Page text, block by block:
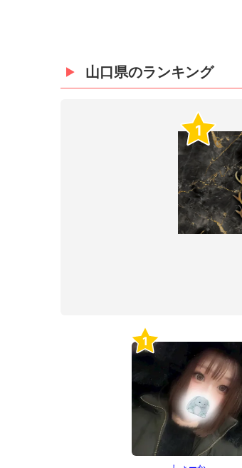
山口県のランキング
1
1